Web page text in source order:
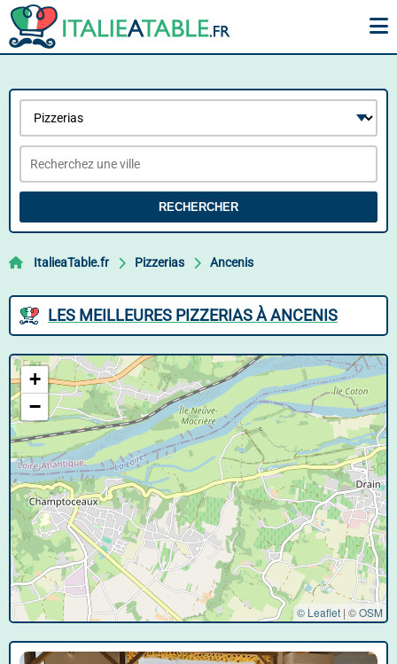
RECHERCHER
ItalieaTable.fr Pizzerias Ancenis
LES MEILLEURES PIZZERIAS À ANCENIS
+
−
© Leaflet |©OSM